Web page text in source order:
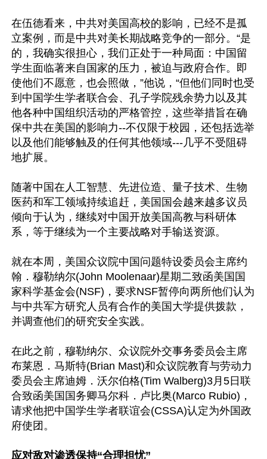
在伍德看来，中共对美国高校的影响，已经不是孤
立案例，而是中共对美长期战略竞争的一部分。“是
的，我确实很担心，我们正处于一种局面：中国留
学生面临著来自国家的压力，被迫与政府合作。即
使他们不愿意，也会照做，”他说，“但他们同时也受
到中国学生学者联合会、孔子学院残余势力以及其
他各种中国组织活动的严格管控，这些举措旨在确
保中共在美国的影响力--不仅限于校园，还包括选举
以及他们能够触及的任何其他领域---几乎不受阻碍
地扩展。
随著中国在人工智慧、先进位造、量子技术、生物
医药和军工领域持续追赶，美国国会越来越多议员
倾向于认为，继续对中国开放美国高教与科研体
系，等于继续为一个主要战略对手输送资源。
就在本周，美国众议院中国问题特设委员会主席约
翰．穆勒纳尔(John Moolenaar)星期二致函美国国
家科学基金会(NSF)，要求NSF暂停向两所他们认为
与中共军方研究人员有合作的美国大学提供拨款，
并调查他们的研究安全实践。
在此之前，穆勒纳尔、众议院外交事务委员会主席
布莱恩．马斯特(Brian Mast)和众议院教育与劳动力
委员会主席迪姆．沃尔伯格(Tim Walberg)3月5日联
合致函美国国务卿马尔科．卢比奥(Marco Rubio)，
请求他把中国学生学者联谊会(CSSA)认定为外国政
府使团。
应对敌对渗透保持“合理担忧”